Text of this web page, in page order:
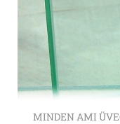
MINDEN AMI